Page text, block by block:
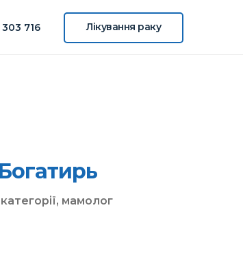
716 Лікування раку
мамолог